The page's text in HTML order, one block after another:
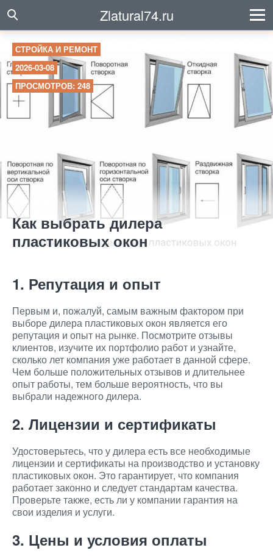
Zlatural74.ru
СТРОЙКА И РЕМОНТ
2026-03-08
ПРОСМОТРОВ: 248
Как выбрать дилера
пластиковых окон
1. Репутация и опыт
Первым и, пожалуй, самым важным фактором при
выборе дилера пластиковых окон является его
репутация и опыт на рынке. Посмотрите отзывы
клиентов, изучите их портфолио работ и узнайте,
сколько лет компания уже работает в данной сфере.
Чем больше положительных отзывов и длительнее
опыт работы, тем больше вероятность, что вы
выбрали надежного дилера.
2. Лицензии и сертификаты
Удостоверьтесь, что у дилера есть все необходимые
лицензии и сертификаты на производство и установку
пластиковых окон. Это гарантирует, что компания
работает законно и следует стандартам качества.
Проверьте также, есть ли у компании гарантия на
свои изделия и услуги.
3. Цены и условия оплаты